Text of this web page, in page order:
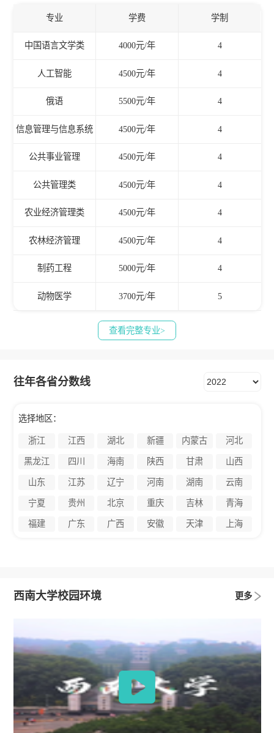
专业 学费 学制
中国语言文学类 4000元/年 4
人工智能 4500元/年 4
俄语 5500元/年 4
信息管理与信息系统 4500元/年 4
公共事业管理 4500元/年 4
公共管理类 4500元/年 4
农业经济管理类 4500元/年 4
农林经济管理 4500元/年 4
制药工程 5000元/年 4
动物医学 3700元/年 5
查看完整专业>
往年各省分数线
选择地区：
浙江 江西 湖北 新疆 内蒙古 河北
黑龙江 四川 海南 陕西 甘肃 山西
山东 江苏 辽宁 河南 湖南 云南
宁夏 贵州 北京 重庆 吉林 青海
福建 广东 广西 安徽 天津 上海
西南大学校园环境 更多